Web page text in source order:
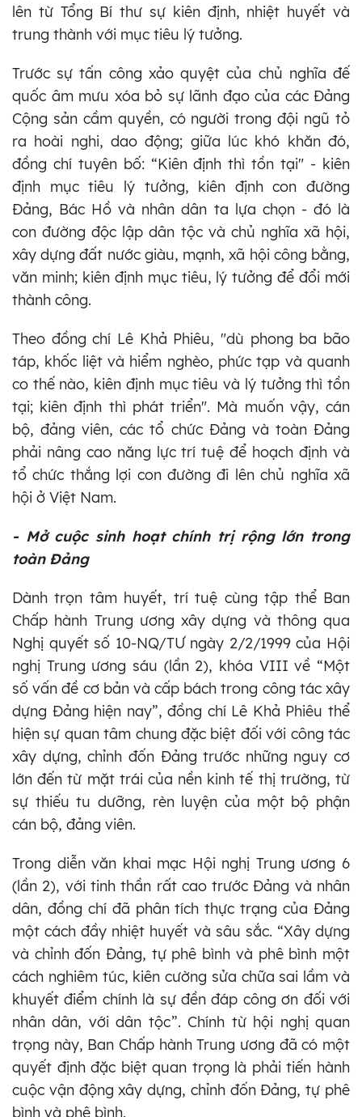
lên từ Tổng Bí thư sự kiên định, nhiệt huyết và
trung thành với mục tiêu lý tưởng.
Trước sự tấn công xảo quyệt của chủ nghĩa đế
quốc âm mưu xóa bỏ sự lãnh đạo của các Đảng
Cộng sản cầm quyền, có người trong đội ngũ tỏ
ra hoài nghi, dao động; giữa lúc khó khăn đó,
đồng chí tuyên bố: “Kiên định thì tồn tại" - kiên
định mục tiêu lý tưởng, kiên định con đường
Đảng, Bác Hồ và nhân dân ta lựa chọn - đó là
con đường độc lập dân tộc và chủ nghĩa xã hội,
xây dựng đất nước giàu, mạnh, xã hội công bằng,
văn minh; kiên định mục tiêu, lý tưởng để đổi mới
thành công.
Theo đồng chí Lê Khả Phiêu, "dù phong ba bão
táp, khốc liệt và hiểm nghèo, phức tạp và quanh
co thế nào, kiên định mục tiêu và lý tưởng thì tồn
tại; kiên định thì phát triển". Mà muốn vậy, cán
bộ, đảng viên, các tổ chức Đảng và toàn Đảng
phải nâng cao năng lực trí tuệ để hoạch định và
tổ chức thắng lợi con đường đi lên chủ nghĩa xã
hội ở Việt Nam.
- Mở cuộc sinh hoạt chính trị rộng lớn trong
toàn Đảng
Dành trọn tâm huyết, trí tuệ cùng tập thể Ban
Chấp hành Trung ương xây dựng và thông qua
Nghị quyết số 10-NQ/TƯ ngày 2/2/1999 của Hội
nghị Trung ương sáu (lần 2), khóa VIII về “Một
số vấn đề cơ bản và cấp bách trong công tác xây
dựng Đảng hiện nay”, đồng chí Lê Khả Phiêu thể
hiện sự quan tâm chung đặc biệt đối với công tác
xây dựng, chỉnh đốn Đảng trước những nguy cơ
lớn đến từ mặt trái của nền kinh tế thị trường, từ
sự thiếu tu dưỡng, rèn luyện của một bộ phận
cán bộ, đảng viên.
Trong diễn văn khai mạc Hội nghị Trung ương 6
(lần 2), với tinh thần rất cao trước Đảng và nhân
dân, đồng chí đã phân tích thực trạng của Đảng
một cách đầy nhiệt huyết và sâu sắc. “Xây dựng
và chỉnh đốn Đảng, tự phê bình và phê bình một
cách nghiêm túc, kiên cường sửa chữa sai lầm và
khuyết điểm chính là sự đền đáp công ơn đối với
nhân dân, với dân tộc”. Chính từ hội nghị quan
trọng này, Ban Chấp hành Trung ương đã có một
quyết định đặc biệt quan trọng là phải tiến hành
cuộc vận động xây dựng, chỉnh đốn Đảng, tự phê
bình và phê bình.